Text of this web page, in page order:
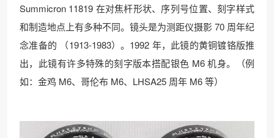
Summicron 11819 在对焦杆形状、序列号位置、刻字样式
和制造地点上有多种不同。镜头是为测距仪摄影 70 周年纪
念准备的 （1913-1983）。1992 年，此镜的黄铜镀铬版推
出，此镜有许多特殊的刻字版本搭配银色 M6 机身。（例
如：金鸡 M6、哥伦布 M6、LHSA25 周年 M6 等）